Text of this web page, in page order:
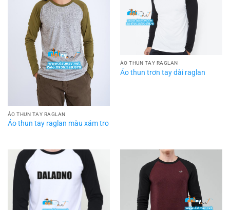
ÁO THUN TAY RAGLAN
Áo thun tay raglan màu xám tro
ÁO THUN TAY RAGLAN
Áo thun trơn tay dài raglan